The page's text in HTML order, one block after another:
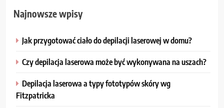
Najnowsze wpisy
Jak przygotować ciało do depilacji laserowej w domu?
Czy depilacja laserowa może być wykonywana na uszach?
Depilacja laserowa a typy fototypów skóry wg
Fitzpatricka